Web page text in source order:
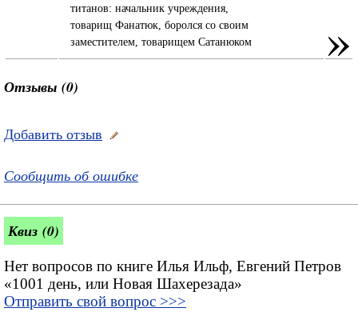
титанов: начальник учреждения,
товарищ Фанатюк, боролся со своим
заместителем, товарищем Сатанюком
»
Отзывы (0)
Добавить отзыв
Сообщить об ошибке
Квиз (0)
Нет вопросов по книге Илья Ильф, Евгений Петров
«1001 день, или Новая Шахерезада»
Отправить свой вопрос >>>